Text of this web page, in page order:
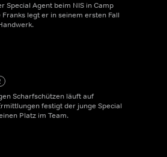
Special Agent beim NIS in Camp
legt er in seinem ersten Fall
Scharfschützen läuft auf
festigt der junge Special
Platz im Team.